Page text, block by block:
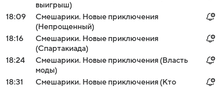
выигрыш)
18:09
Смешарики. Новые приключения
(Непрощенный)
18:16
Смешарики. Новые приключения
(Спартакиада)
18:24
Смешарики. Новые приключения (Власть
моды)
18:31
Смешарики. Новые приключения (Кто